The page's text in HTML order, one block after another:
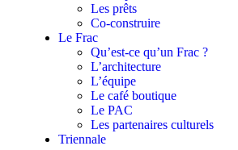
Les prêts
Co-construire
Le Frac
Qu’est-ce qu’un Frac ?
L’architecture
L’équipe
Le café boutique
Le PAC
Les partenaires culturels
Triennale